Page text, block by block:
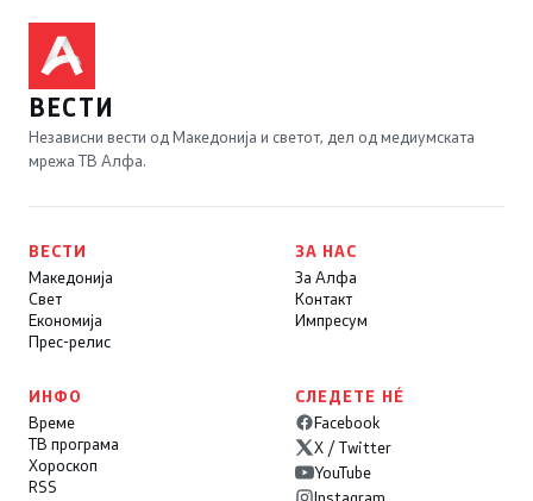
ВЕСТИ
Независни вести од Македонија и светот, дел од медиумската
мрежа ТВ Алфа.
ВЕСТИ
Македонија
Свет
Економија
Прес-релис
ЗА НАС
За Алфа
Контакт
Импресум
ИНФО
Време
ТВ програма
Хороскоп
RSS
СЛЕДЕТЕ НÉ
Facebook
X / Twitter
YouTube